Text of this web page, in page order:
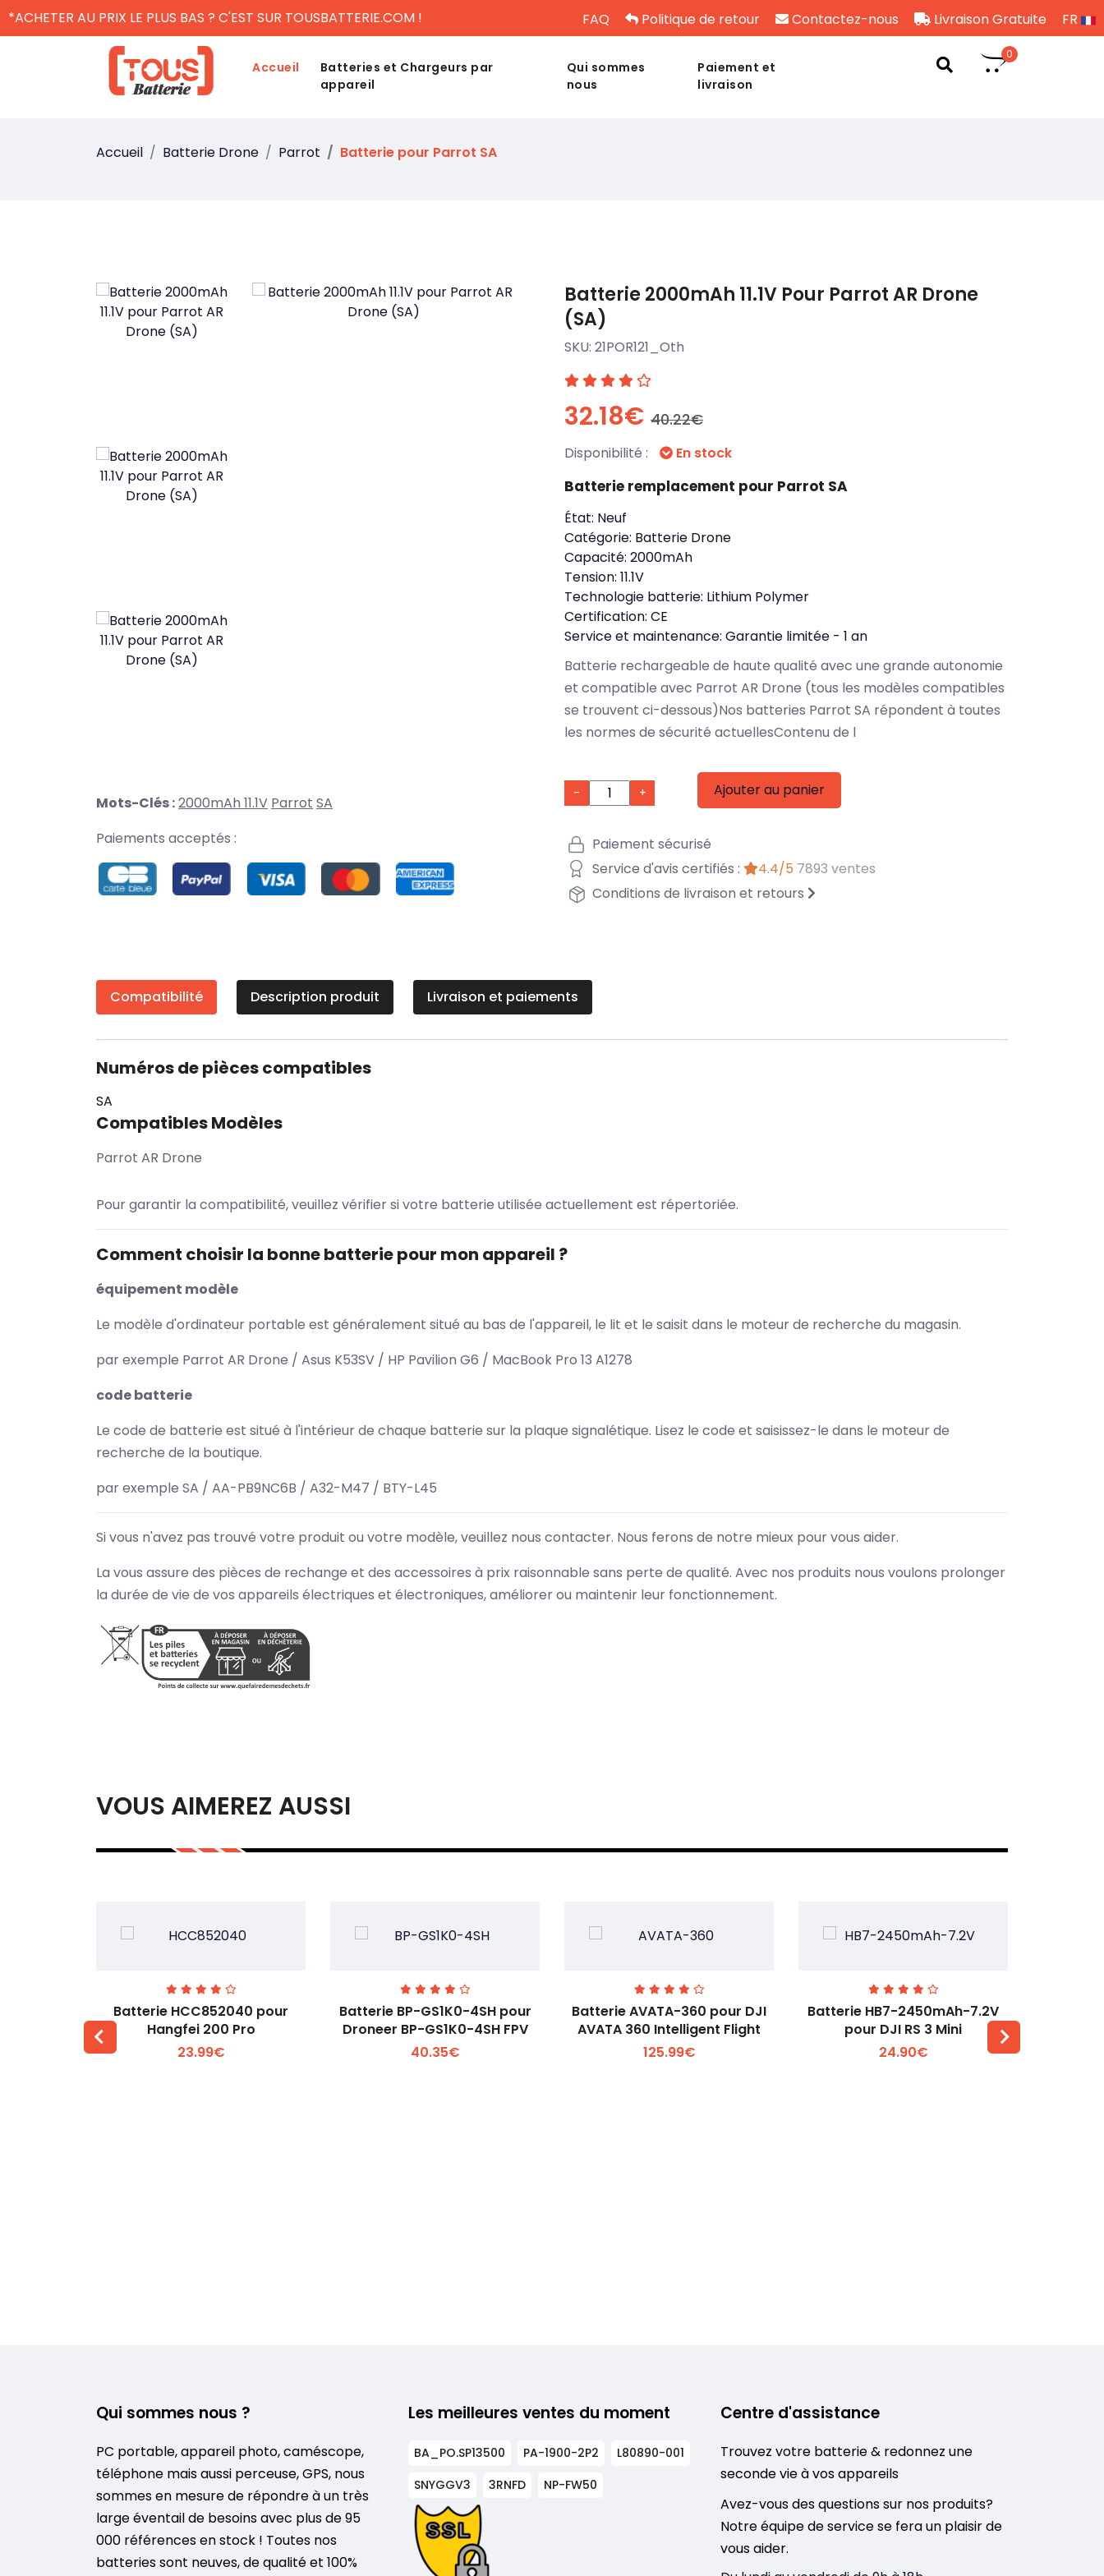
*ACHETER AU PRIX LE PLUS BAS ? C'EST SUR TOUSBATTERIE.COM ! FAQ Politique de retour Contactez-nous Livraison Gratuite FR
Accueil
Batteries et Chargeurs par
appareil
Qui sommes
nous
Paiement et
livraison
0
Accueil Batterie Drone Parrot Batterie pour Parrot SA
Mots-Clés :2000mAh 11.1V Parrot SA
Paiements acceptés :
Batterie 2000mAh 11.1V Pour Parrot AR Drone
(SA)
SKU: 21POR121_Oth
32.18€ 40.22€
Disponibilité : En stock
Batterie remplacement pour Parrot SA
État: Neuf
Catégorie: Batterie Drone
Capacité: 2000mAh
Tension: 11.1V
Technologie batterie: Lithium Polymer
Certification: CE
Service et maintenance: Garantie limitée - 1 an
Batterie rechargeable de haute qualité avec une grande autonomie
et compatible avec Parrot AR Drone (tous les modèles compatibles
se trouvent ci-dessous)Nos batteries Parrot SA répondent à toutes
les normes de sécurité actuellesContenu de l
- + Ajouter au panier
Paiement sécurisé
Service d'avis certifiés :
4.4/5 7893 ventes
Conditions de livraison et retours
Compatibilité Description produit Livraison et paiements
Numéros de pièces compatibles
SA
Compatibles Modèles
Parrot AR Drone
Pour garantir la compatibilité, veuillez vérifier si votre batterie utilisée actuellement est répertoriée.
Comment choisir la bonne batterie pour mon appareil ?
équipement modèle
Le modèle d'ordinateur portable est généralement situé au bas de l'appareil, le lit et le saisit dans le moteur de recherche du magasin.
par exemple Parrot AR Drone / Asus K53SV / HP Pavilion G6 / MacBook Pro 13 A1278
code batterie
Le code de batterie est situé à l'intérieur de chaque batterie sur la plaque signalétique. Lisez le code et saisissez-le dans le moteur de
recherche de la boutique.
par exemple SA / AA-PB9NC6B / A32-M47 / BTY-L45
Si vous n'avez pas trouvé votre produit ou votre modèle, veuillez nous contacter. Nous ferons de notre mieux pour vous aider.
La vous assure des pièces de rechange et des accessoires à prix raisonnable sans perte de qualité. Avec nos produits nous voulons prolonger
la durée de vie de vos appareils électriques et électroniques, améliorer ou maintenir leur fonctionnement.
VOUS AIMEREZ AUSSI
Voir plus +
Batterie HCC852040 pour
Hangfei 200 Pro
23.99€
Voir plus +
Batterie BP-GS1K0-4SH pour
Droneer BP-GS1K0-4SH FPV
40.35€
Voir plus +
Batterie AVATA-360 pour DJI
AVATA 360 Intelligent Flight
125.99€
Voir plus +
Batterie HB7-2450mAh-7.2V
pour DJI RS 3 Mini
24.90€
Qui sommes nous ?
PC portable, appareil photo, caméscope,
téléphone mais aussi perceuse, GPS, nous
sommes en mesure de répondre à un très
large éventail de besoins avec plus de 95
000 références en stock ! Toutes nos
batteries sont neuves, de qualité et 100%
Les meilleures ventes du moment
BA_PO.SP13500 PA-1900-2P2
L80890-001
SNYGGV3
3RNFD NP-FW50
Centre d'assistance
Trouvez votre batterie & redonnez une
seconde vie à vos appareils
Avez-vous des questions sur nos produits?
Notre équipe de service se fera un plaisir de
vous aider.